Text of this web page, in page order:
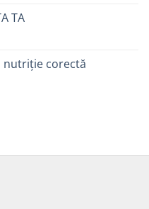
TA
nutriție corectă